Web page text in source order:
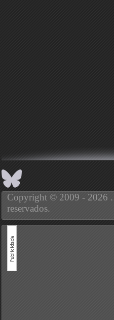
Copyright © 2009 - 2026 .
reservados.